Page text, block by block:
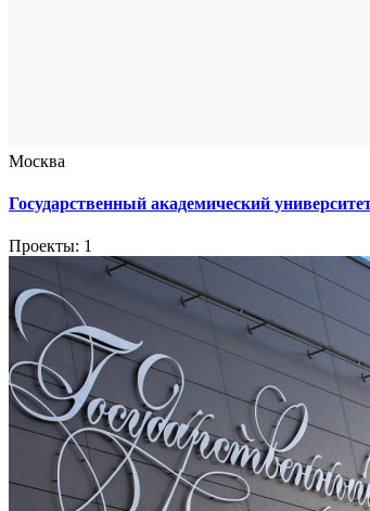
Москва
Государственный академический
Проекты: 1